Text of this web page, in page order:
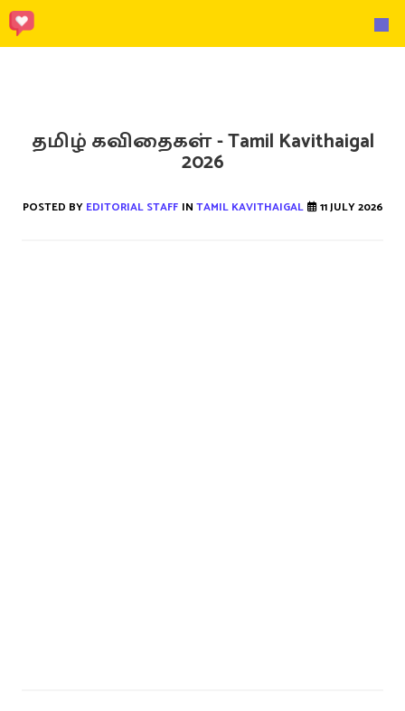
தமிழ் கவிதைகள் - Tamil Kavithaigal
2026
POSTED BY EDITORIAL STAFF IN TAMIL KAVITHAIGAL 11 JULY 2026